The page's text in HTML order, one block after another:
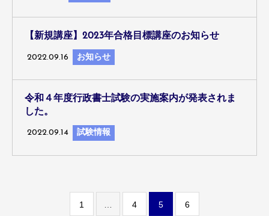
【新規講座】2023年合格目標講座のお知らせ
2022.09.16 お知らせ
令和４年度行政書士試験の実施案内が発表されま
した。
2022.09.14 試験情報
1 4 5 6